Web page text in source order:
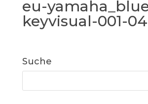
eu-
keyvisual-001-04
Suche